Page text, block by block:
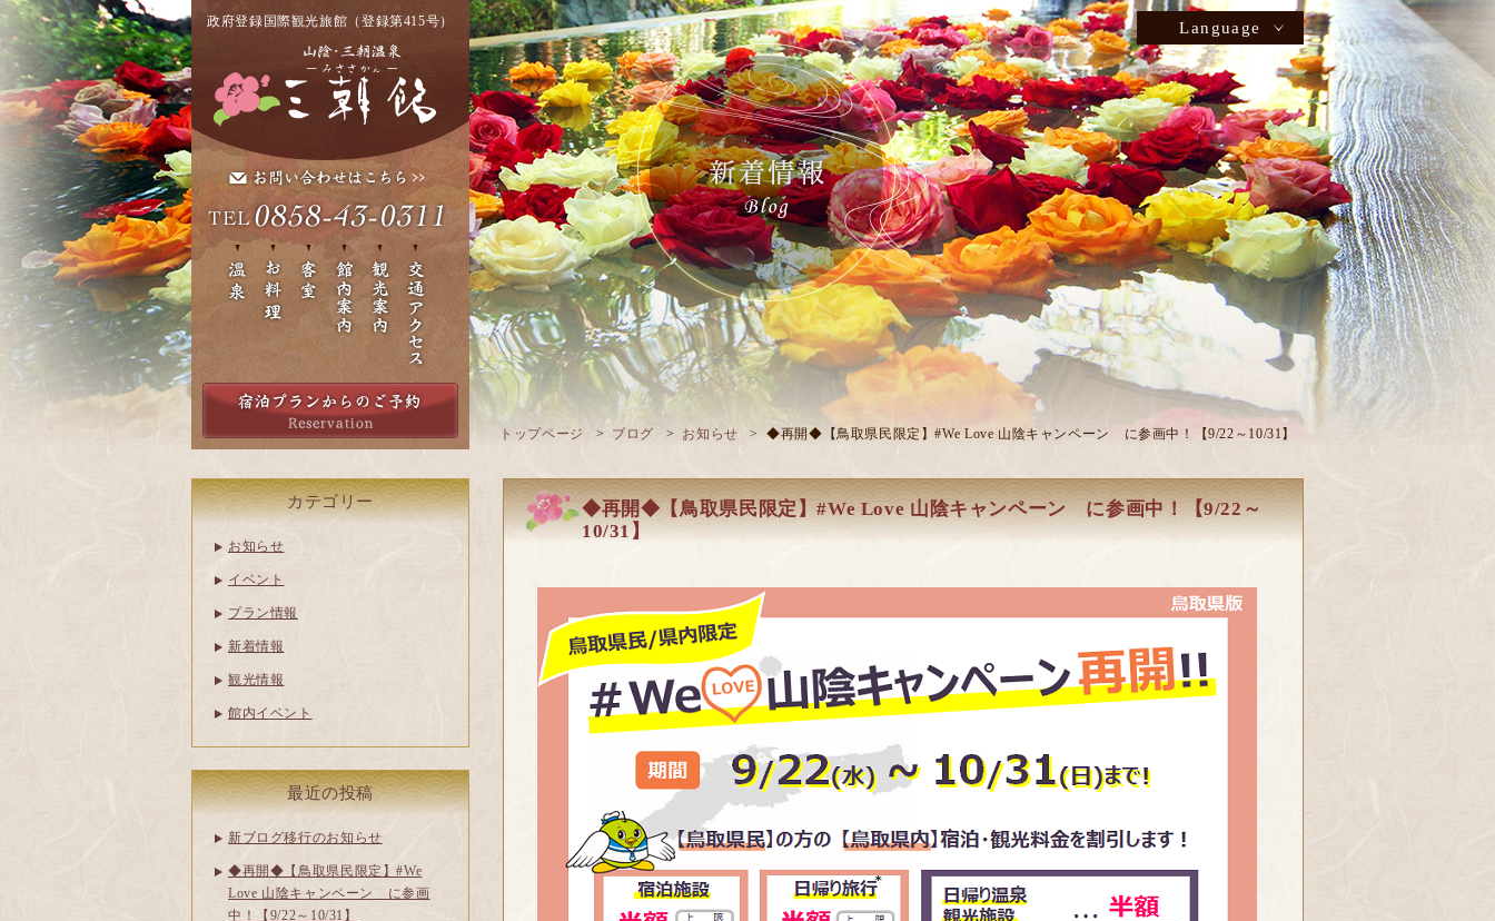
政府登録国際観光旅館（登録第415号）
トップページ ブログ お知らせ ◆再開◆【鳥取県民限定】#We Love 山陰キャンペーン に参画中！【9/22～10/31】
Language
◆再開◆【鳥取県民限定】#We Love 山陰キャンペーン に参画中！【9/22～
10/31】
カテゴリー
お知らせ
イベント
プラン情報
新着情報
観光情報
館内イベント
最近の投稿
新ブログ移行のお知らせ
◆再開◆【鳥取県民限定】#We
Love 山陰キャンペーン に参画
中！【9/22～10/31】